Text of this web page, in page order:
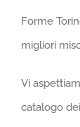
Forme
migliori
Vi
catalogo